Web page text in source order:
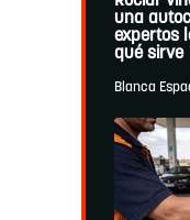
una
expertos
qué sirve
Blanca